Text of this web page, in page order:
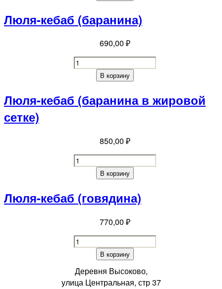
лосося
quantity
Люля-кебаб ( баранина)
690,00 ₽
Люля-
( баранина)
quantity
В корзину
Люля-кебаб ( баранина в жировой
сетке)
850,00 ₽
Люля-
( баранина
в
жировой
quantity
В корзину
Люля-кебаб ( говядина)
770,00 ₽
Люля-
( говядина)
quantity
В корзину
Деревня Высоково,
улица Центральная, стр 37